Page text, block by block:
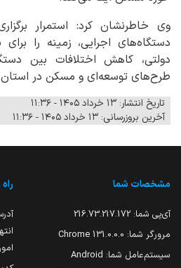
وی خاطرنشان کرد: استمرار
دستگاه‌های اجرایی، زمینه را برای
دولتی، کاهش اختلافات بین
طرح‌های توسعه‌ای و مسکن در استان
تاریخ انتشار: ۱۳ خرداد ۱۴۰۵ - ۱۱:۳۶
آخرین بروزرسانی: ۱۳ خرداد ۱۴۰۵ - ۱۱:۳۶
مشخصات شما
آی‌پی شما: 216.73.217.172
مرورگر شما: 131.0.0.0 Chrome
سیستم‌عامل شما: Android